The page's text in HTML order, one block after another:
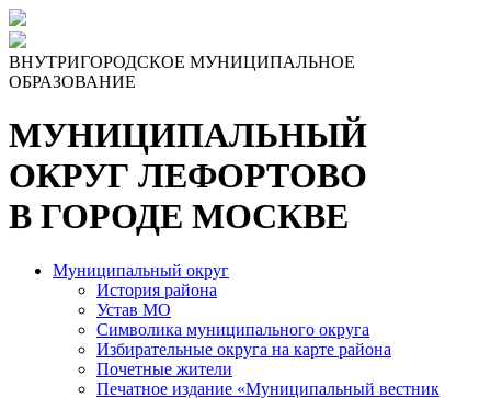
Skip
to
the
content
ВНУТРИГОРОДСКОЕ МУНИЦИПАЛЬНОЕ
ОБРАЗОВАНИЕ
МУНИЦИПАЛЬНЫЙ
ОКРУГ ЛЕФОРТОВО
В ГОРОДЕ МОСКВЕ
Муниципальный округ
История района
Устав МО
Символика муниципального округа
Избирательные округа на карте района
Почетные жители
Печатное издание «Муниципальный вестник